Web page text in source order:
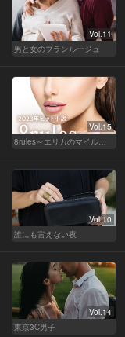
Vol.11
男と女のブランルージュ
Vol.15
8rules～エリカのマイルール～
Vol.10
誰にも言えない夜
Vol.14
東京3C男子